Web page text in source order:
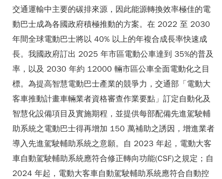
交通運輸中主要的碳排來源，因此能源轉換效率極佳的電
動巴士成為各國政府積極推動的方案。在 2022 至 2030
年間全球電動巴士將以 40% 以上的年複合成長率快速成
長。我國政府訂出 2025 年市區電動公車達到 35%的普及
率，以及 2030 年約 12000 輛市區公車全面電動化之目
標。為提高智慧電動巴士產業的競爭力，交通部「電動大
客車推動計畫車輛業者資格審查作業要點」訂定自動化及
智慧化設備項目及實施期程，並提供每部配備先進駕駛輔
助系統之電動巴士得再增加 150 萬補助之誘因，增進業者
導入先進駕駛輔助系統之意願。自 2023 年起，電動大客
車自動駕駛輔助系統應符合修正轉向功能(CSF)之規定；自
2024 年起，電動大客車自動駕駛輔助系統應符合自動控